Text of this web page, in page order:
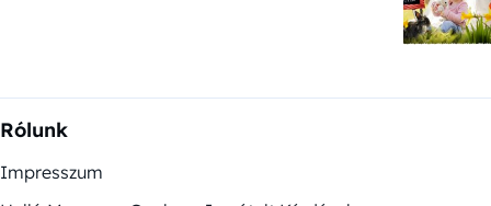
Rólunk
Impresszum